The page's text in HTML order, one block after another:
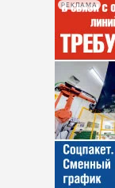
РЕКЛАМА